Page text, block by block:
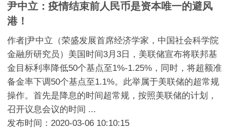
尹中立：疫情结束前人民币是资本唯一的避风
港！
作者|尹中立（荣盛发展首席经济学家，中国社会科学院
金融所研究员）美国时间3月3日，美联储宣布将联邦基
金目标利率降低50个基点至1%-1.25%，同时，将超额准
备金率下调50个基点至1.1%。此举属于美联储的超常规
操作。首先是降息的时间超常规，按照美联储的计划，
召开议息会议的时间 ...
发布时间：2020-03-06 10:10:15